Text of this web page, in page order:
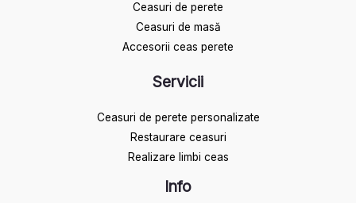
Ceasuri de perete
Ceasuri de masă
Accesorii ceas perete
Servicii
Ceasuri de perete personalizate
Restaurare ceasuri
Realizare limbi ceas
Info